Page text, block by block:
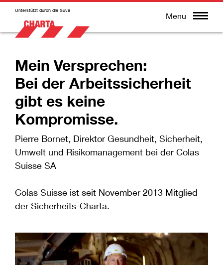
Unterstützt durch die Suva
Menu
Mein Versprechen:
Bei der Arbeitssicherheit
gibt es keine
Kompromisse.
Pierre Bornet, Direktor Gesundheit, Sicherheit,
Umwelt und Risikomanagement bei der Colas
Suisse SA
Colas Suisse ist seit November 2013 Mitglied
der Sicherheits-Charta.